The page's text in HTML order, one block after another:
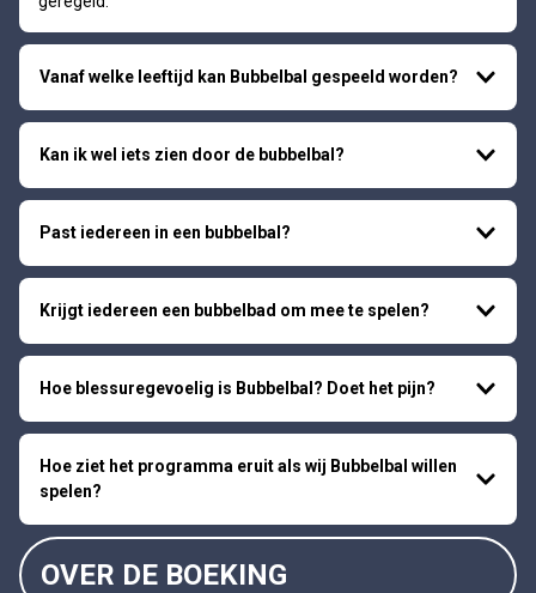
Vanaf welke leeftijd kan Bubbelbal gespeeld worden?
Kan ik wel iets zien door de bubbelbal?
Past iedereen in een bubbelbal?
Krijgt iedereen een bubbelbad om mee te spelen?
Hoe blessuregevoelig is Bubbelbal? Doet het pijn?
Hoe ziet het programma eruit als wij Bubbelbal willen
spelen?
OVER DE BOEKING